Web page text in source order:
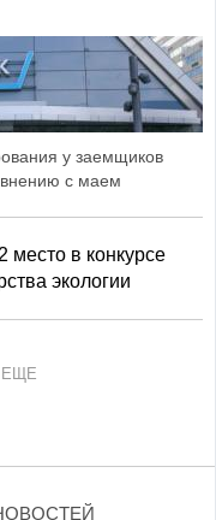
у заемщиков
с маем
место в конкурсе
экологии
ЕЩЕ